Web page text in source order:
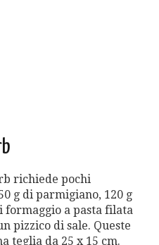
richiede pochi
g di parmigiano, 120 g
formaggio a pasta filata
pizzico di sale. Queste
teglia da 25 x 15 cm.